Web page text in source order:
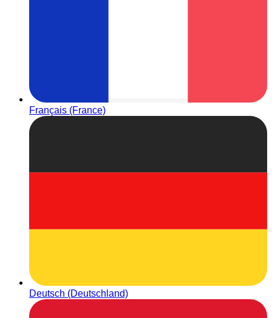
Français (France)
Deutsch (Deutschland)